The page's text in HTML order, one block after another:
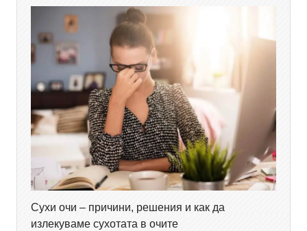
Сухи очи – причини, решения и как да
излекуваме сухотата в очите